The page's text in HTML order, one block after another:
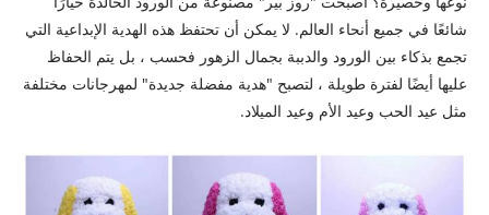
شائعًا في جميع أنحاء العالم. لا يمكن أن تحتفظ هذه الهدية الإبداعية التي
تجمع بذكاء بين الورود والدببة بجمال الزهور فحسب ، بل يتم الحفاظ
عليها أيضًا لفترة طويلة ، لتصبح "هدية مفضلة جديدة" لمهرجانات مختلفة
مثل عيد الحب وعيد الأم وعيد الميلاد.